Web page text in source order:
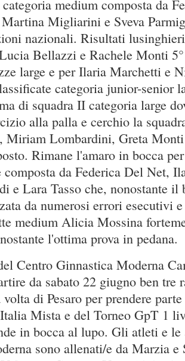
medium composta da
Migliarini e Sveva
nazionali. Risultati
Bellazzi e Rachele Monti
large e per Ilaria Marchetti e
categoria junior-senior
di squadra II categoria large
alla palla e cerchio la
Lombardini, Greta
Rimane l'amaro in bocca
composta da Federica Del Net,
e Lara Tasso che, nonostante
da numerosi errori esecutivi
medium Alicia Mossina
l'ottima prova in pedana.
Centro Ginnastica Moderna
da sabato 22 giugno ben tre
di Pesaro per prendere
Mista e del Torneo GpT 1
in bocca al lupo. Gli atleti e le
sono allenati/e da Marzia e